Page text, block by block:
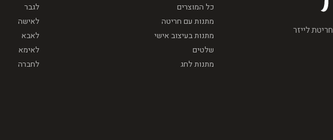
לייזר
כל המוצרים
מתנות עם חריטה
מתנות בעיצוב אישי
שלטים
מתנות לחג
לגבר
לאישה
לאבא
לאימא
לחברה